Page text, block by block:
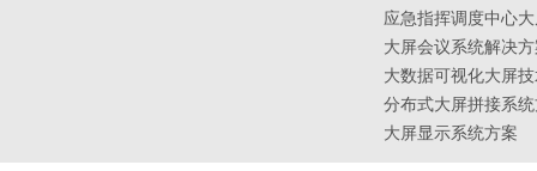
应急指挥调度中心
大屏会议系统解决
大数据可视化大屏
分布式大屏拼接系
大屏显示系统方案